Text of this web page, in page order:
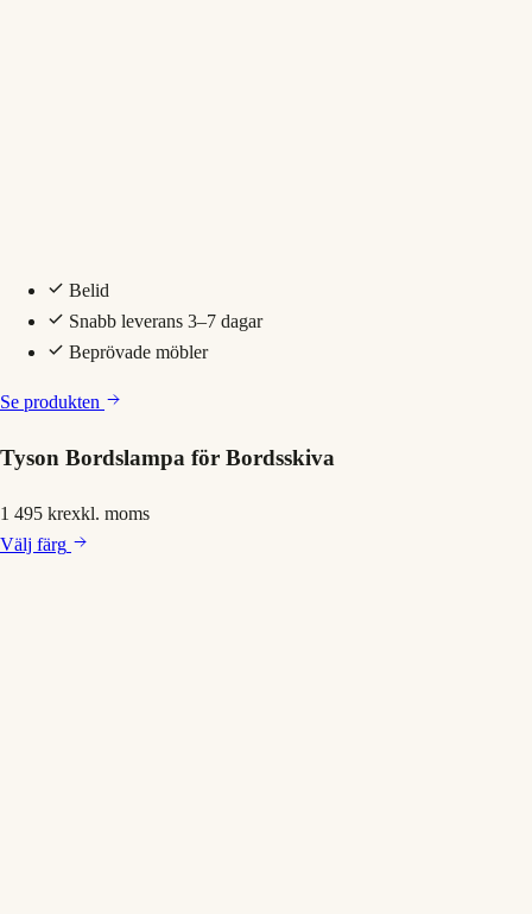
Belid
Snabb leverans 3–7 dagar
Beprövade möbler
Se produkten
Tyson Bordslampa för Bordsskiva
1 495 krexkl. moms
Välj färg